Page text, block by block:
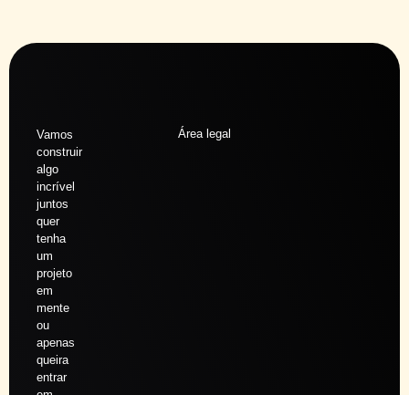
Vamos
construir
algo
incrível
juntos
quer
tenha
um
projeto
em
mente
ou
apenas
queira
entrar
Área legal